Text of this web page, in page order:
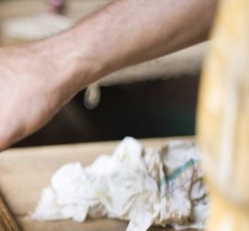
تفاصيل الخزانة النهائية
الأسطح المسطحة
دع دهان علاج
ضع طبقة دهان ثانية
نصيحة
أعد تجميع الخزانات